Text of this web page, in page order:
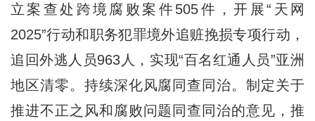
立案查处跨境腐败案件505件，开展“天网
2025”行动和职务犯罪境外追赃挽损专项行动，
追回外逃人员963人，实现“百名红通人员”亚洲
地区清零。持续深化风腐同查同治。制定关于
推进不正之风和腐败问题同查同治的意见，推